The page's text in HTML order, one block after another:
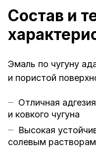
Состав и
Эмаль по чугуну
и пористой
Отличная
и ковкого чугуна
Высокая
солевым